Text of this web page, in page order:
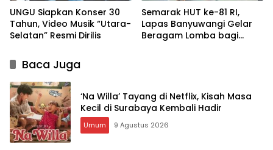
UNGU Siapkan Konser 30
Tahun, Video Musik “Utara-
Selatan” Resmi Dirilis
Semarak HUT ke-81 RI,
Lapas Banyuwangi Gelar
Beragam Lomba bagi
Baca Juga
‘Na Willa’ Tayang di Netflix, Kisah Masa
Kecil di Surabaya Kembali Hadir
Umum 9 Agustus 2026